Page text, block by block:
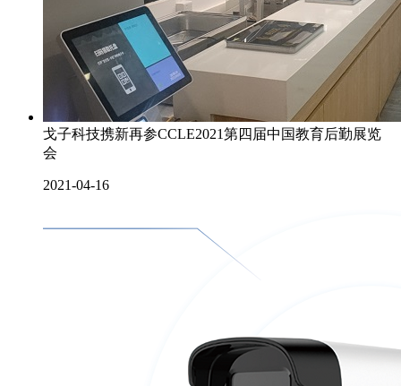
戈子科技携新再参CCLE2021第四届中国教育后勤展览
会
2021-04-16